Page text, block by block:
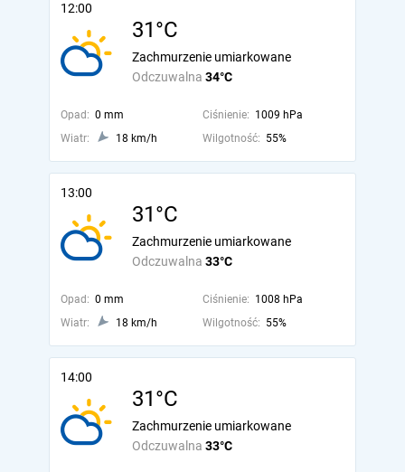
12:00
31°C
Odczuwalna 34°C
Zachmurzenie umiarkowane
Opad: 0 mm Ciśnienie: 1009 hPa
Wiatr:
18 km/h Wilgotność: 55%
13:00
31°C
Odczuwalna 33°C
Zachmurzenie umiarkowane
Opad: 0 mm Ciśnienie: 1008 hPa
Wiatr:
18 km/h Wilgotność: 55%
14:00
31°C
Odczuwalna 33°C
Zachmurzenie umiarkowane